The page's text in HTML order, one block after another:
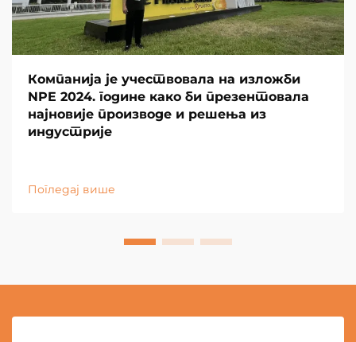
Компанија је учествовала на изложби
NPE 2024. године како би презентовала
најновије производе и решења из
индустрије
Погледај више